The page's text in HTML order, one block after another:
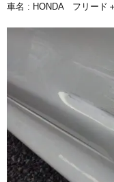
車名 : HONDA フリード＋